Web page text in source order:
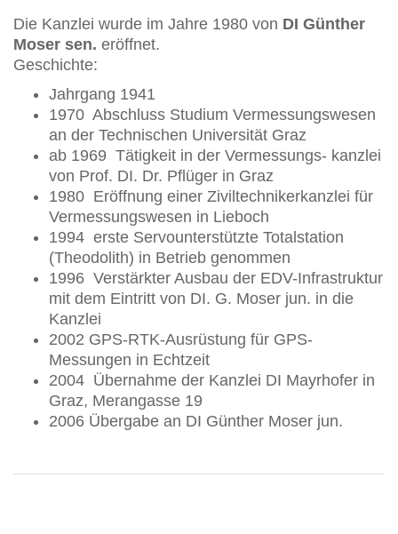
Die Kanzlei wurde im Jahre 1980 von DI Günther
Moser sen. eröffnet.
Geschichte:
Jahrgang 1941
1970 Abschluss Studium Vermessungswesen
an der Technischen Universität Graz
ab 1969 Tätigkeit in der Vermessungs- kanzlei
von Prof. DI. Dr. Pflüger in Graz
1980 Eröffnung einer Ziviltechnikerkanzlei für
Vermessungswesen in Lieboch
1994 erste Servounterstützte Totalstation
(Theodolith) in Betrieb genommen
1996 Verstärkter Ausbau der EDV-Infrastruktur
mit dem Eintritt von DI. G. Moser jun. in die
Kanzlei
2002 GPS-RTK-Ausrüstung für GPS-
Messungen in Echtzeit
2004 Übernahme der Kanzlei DI Mayrhofer in
Graz, Merangasse 19
2006 Übergabe an DI Günther Moser jun.